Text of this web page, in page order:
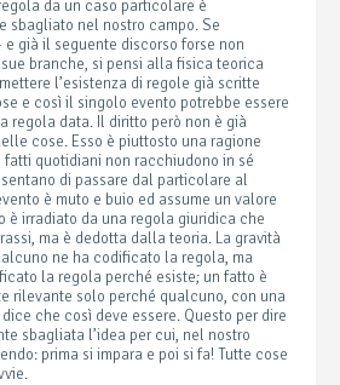
da un caso particolare è
sbagliato nel nostro campo. Se
già il seguente discorso forse non
branche, si pensi alla fisica teorica
l’esistenza di regole già scritte
e così il singolo evento potrebbe essere
regola data. Il diritto però non è già
cose. Esso è piuttosto una ragione
quotidiani non racchiudono in sé
di passare dal particolare al
è muto e buio ed assume un valore
è irradiato da una regola giuridica che
ma è dedotta dalla teoria. La gravità
ne ha codificato la regola, ma
la regola perché esiste; un fatto è
rilevante solo perché qualcuno, con una
che così deve essere. Questo per dire
sbagliata l’idea per cui, nel nostro
prima si impara e poi si fa! Tutte cose